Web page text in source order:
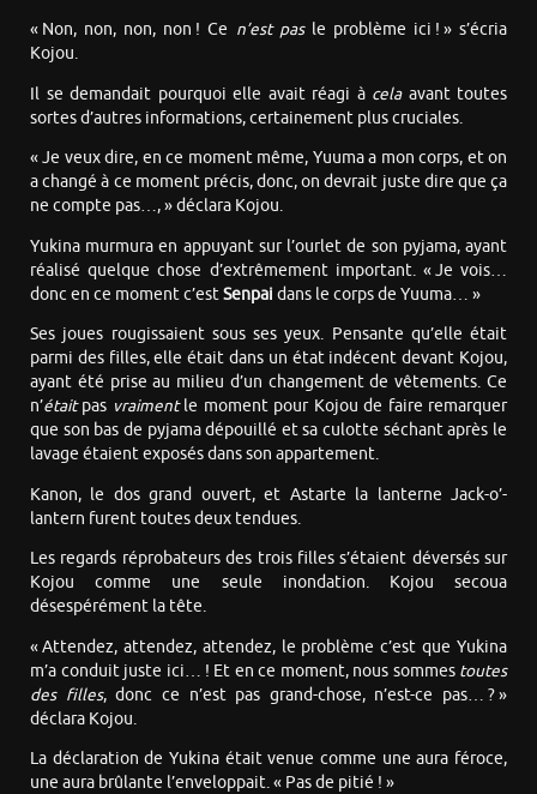
« Non, non, non, non ! Ce n’est pasle problème ici ! » s’écria
Kojou.
Il se demandait pourquoi elle avait réagi à celaavant toutes
sortes d’autres informations, certainement plus cruciales.
« Je veux dire, en ce moment même, Yuuma a mon corps, et on
a changé à ce moment précis, donc, on devrait juste dire que ça
ne compte pas…, » déclara Kojou.
Yukina murmura en appuyant sur l’ourlet de son pyjama, ayant
réalisé quelque chose d’extrêmement important. « Je vois…
donc en ce moment c’estSenpai dans le corps de Yuuma… »
Ses joues rougissaient sous ses yeux. Pensante qu’elle était
parmi des filles, elle était dans un état indécent devant Kojou,
ayant été prise au milieu d’un changement de vêtements. Ce
n’étaitpas vraimentle moment pour Kojou de faire remarquer
que son bas de pyjama dépouillé et sa culotte séchant après le
lavage étaient exposés dans son appartement.
Kanon, le dos grand ouvert, et Astarte la lanterne Jack-o’-
lantern furent toutes deux tendues.
Les regards réprobateurs des trois filles s’étaient déversés sur
Kojou comme une seule inondation. Kojou secoua
désespérément la tête.
« Attendez, attendez, attendez, le problème c’est que Yukina
m’a conduit juste ici… ! Et en ce moment, nous sommes toutes
des filles, donc ce n’est pas grand-chose, n’est-ce pas… ? »
déclara Kojou.
La déclaration de Yukina était venue comme une aura féroce,
une aura brûlante l’enveloppait. « Pas de pitié ! »